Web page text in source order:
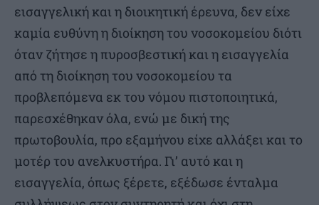
εισαγγελική και η διοικητική έρευνα, δεν είχε
καμία ευθύνη η διοίκηση του νοσοκομείου διότι
όταν ζήτησε η πυροσβεστική και η εισαγγελία
από τη διοίκηση του νοσοκομείου τα
προβλεπόμενα εκ του νόμου πιστοποιητικά,
παρεσχέθηκαν όλα, ενώ με δική της
πρωτοβουλία, προ εξαμήνου είχε αλλάξει και το
μοτέρ του ανελκυστήρα. Γι’ αυτό και η
εισαγγελία, όπως ξέρετε, εξέδωσε ένταλμα